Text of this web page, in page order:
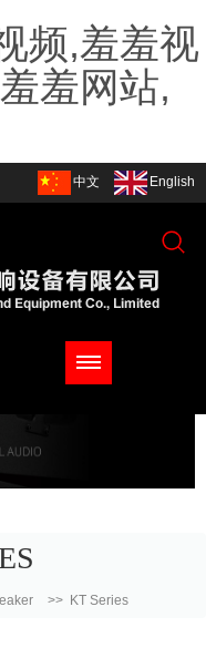
频,羞羞视
羞网站,
中文 English
>> KT Series